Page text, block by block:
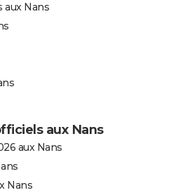
aux Nans
aux Nans
aux Nans
Nans